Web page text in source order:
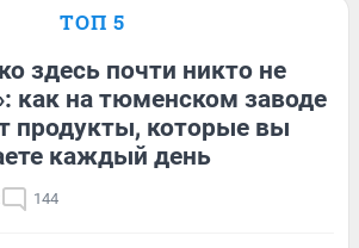
ТОП 5
здесь почти никто не
как на тюменском заводе
продукты, которые вы
каждый день
144